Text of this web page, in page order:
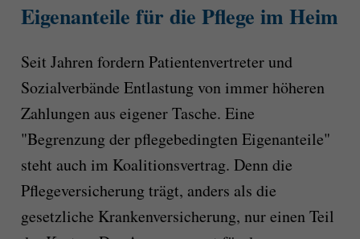
Eigenanteile für die Pflege im Heim
Seit Jahren fordern Patientenvertreter und
Sozialverbände Entlastung von immer höheren
Zahlungen aus eigener Tasche. Eine
"Begrenzung der pflegebedingten Eigenanteile"
steht auch im Koalitionsvertrag. Denn die
Pflegeversicherung trägt, anders als die
gesetzliche Krankenversicherung, nur einen Teil